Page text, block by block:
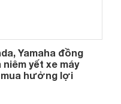
Yamaha đồng
niêm yết xe máy
hưởng lợi